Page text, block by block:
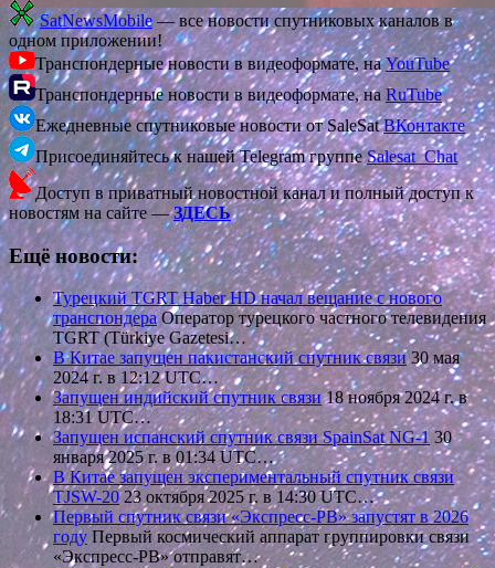
SatNewsMobile— все новости спутниковых каналов в
одном приложении!
Транспондерные новости в видеоформате, наYouTube
Транспондерные новости в видеоформате, на RuTube
Ежедневные спутниковые новости от SaleSatВКонтакте
Присоединяйтесь к нашей Telegram группеSalesat_Chat
Доступ в приватный новостной канал и полный доступ к
новостям на сайте —ЗДЕСЬ
Ещё новости:
Турецкий TGRT Haber HD начал вещание с нового
транспондераОператор турецкого частного телевидения
TGRT (Türkiye Gazetesi…
В Китае запущен пакистанский спутник связи30 мая
2024 г. в 12:12 UTC…
Запущен индийский спутник связи18 ноября 2024 г. в
18:31 UTC…
Запущен испанский спутник связи SpainSat NG-130
января 2025 г. в 01:34 UTC…
В Китае запущен экспериментальный спутник связи
TJSW-2023 октября 2025 г. в 14:30 UTC…
Первый спутник связи «Экспресс-РВ» запустят в 2026
году Первый космический аппарат группировки связи
«Экспресс-РВ» отправят…